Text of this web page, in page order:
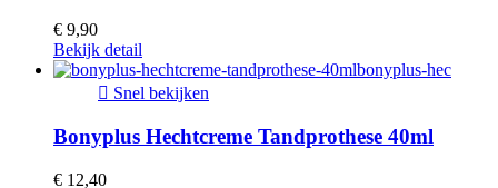
€ 9,90
Bekijk detail
 Snel bekijken
Bonyplus Hechtcreme Tandprothese 40ml
€ 12,40